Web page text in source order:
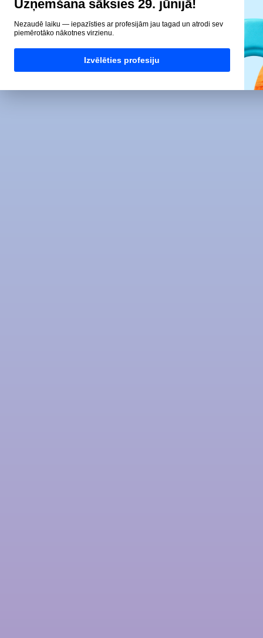
Uzņemšana sāksies 29. jūnijā!
Nezaudē laiku — iepazīsties ar profesijām jau tagad un atrodi sev
piemērotāko nākotnes virzienu.
Izvēlēties profesiju